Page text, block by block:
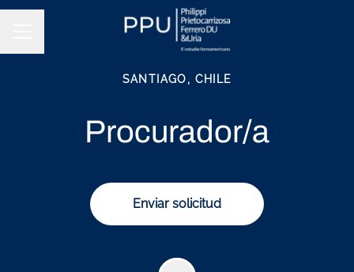
SANTIAGO, CHILE
Procurador/a
Enviar solicitud